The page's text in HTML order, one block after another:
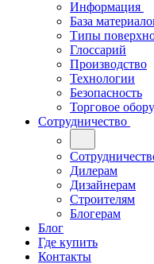
Информация
База
Типы
Глоссарий
Производство
Технологии
Безопасность
Торговое
Сотрудничество
Дилерам
Дизайнерам
Строителям
Блогерам
Блог
Где купить
Контакты